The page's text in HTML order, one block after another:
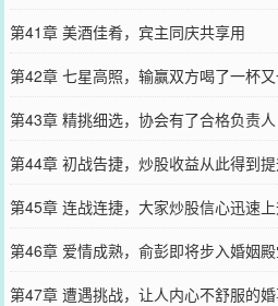
第41章 美酒佳肴，宾主同庆共享用
第42章 七星高照，输赢双方喝了一杯
第43章 精挑细选，协会有了合格负责人
第44章 初战告捷，炒股收益从此得到
第45章 连战连捷，大家炒股信心迅速
第46章 爱情成熟，俞彭即将步入婚姻
第47章 遭遇挑战，让人内心不舒服的